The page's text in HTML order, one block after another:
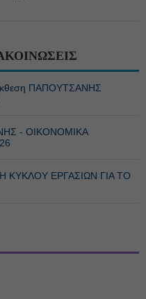
ΠΑΠΟΥΤΣΑΝΗΣ
- ΟΙΚΟΝΟΜΙΚΑ
ΕΡΓΑΣΙΩΝ ΓΙΑ ΤΟ